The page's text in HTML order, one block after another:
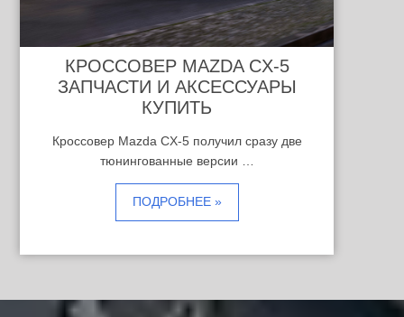
КРОССОВЕР MAZDA CX-5
ЗАПЧАСТИ И АКСЕССУАРЫ
КУПИТЬ
Кроссовер Mazda CX-5 получил сразу две
тюнингованные версии …
ПОДРОБНЕЕ »